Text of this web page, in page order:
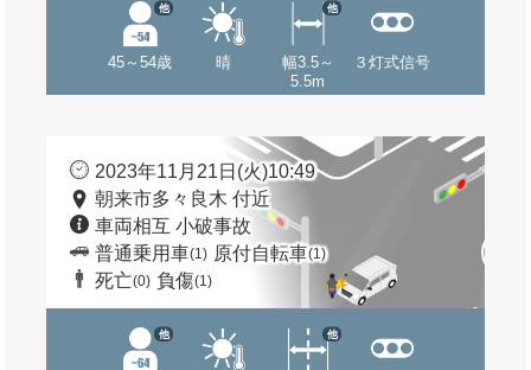
45～54歳
他
晴
幅3.5～
5.5m
他
３灯式信号
2023年11月21日(火)10:49
朝来市多々良木 付近
車両相互 小破事故
普通乗用車(1) 原付自転車(1)
死亡(0) 負傷(1)
他 他